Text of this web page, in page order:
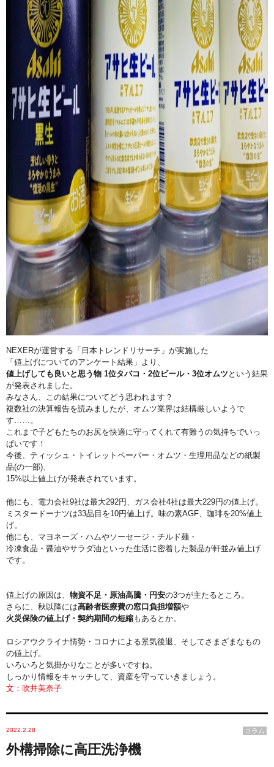
NEXERが運営する「日本トレンドリサーチ」が実施した
「 値上げについてのアンケート結果」より、
値上げしても良いと思う物 1位タバコ・2位ビール・ 3位オムツ という結果
が発表されました。
みなさん、 この結果についてどう思われます？
複数社の決算報告を読みましたが、 オムツ業界は結構厳しいようで
す……。
これまで子どもたちのお尻を快適に守ってくれて有難うの気持ちでいっ
ぱいです！
今後、ティッシュ・トイレットペーパー・オムツ・ 生理用品などの紙製
品(の一部)、
15% 以上値上げが発表されています。
他にも、電力会社9社は最大292円、 ガス会社4社は最大229円の値上げ。
ミスタードーナツは33品目を10円値上げ。味の素AGF、 珈琲を20%値上
げ。
他にも、マヨネーズ・ハムやソーセージ・ チルド麺・
冷凍食品・ 醤油やサラダ油といった生活に密着した製品が軒並み値上げ
です。
値上げの原因は、 物資不足・原油高騰・ 円安の3つが主たるところ。
さらに、 秋以降には高齢者医療費の窓口負担増額や
火災保険の値上げ・ 契約期間の短縮もあるとか。
ロシアウクライナ情勢・コロナによる景気後退、 そしてさまざまなもの
の値上げ。
いろいろと気掛かりなことが多いですね。
しっかり情報をキャッチして、資産を守っていきましょう。
文：吹井美奈子
2022.2.28 コラム
外構掃除に高圧洗浄機